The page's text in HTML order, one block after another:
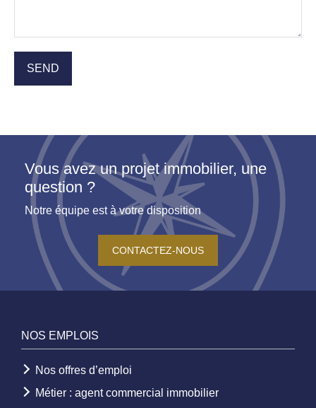
Vous avez un projet immobilier, une
question ?
Notre équipe est à votre disposition
CONTACTEZ-NOUS
NOS EMPLOIS
Nos offres d’emploi
Métier : agent commercial immobilier